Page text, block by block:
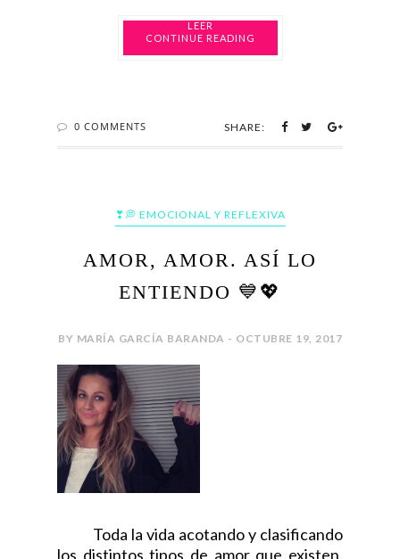
CONTINUE READING
0 COMMENTS SHARE:
❣💭 EMOCIONAL Y REFLEXIVA
AMOR, AMOR. ASÍ LO
ENTIENDO 💙💖
BY MARÍA GARCÍA BARANDA - OCTUBRE 19, 2017
Toda la vida acotando y clasificando
los distintos tipos de amor que existen,